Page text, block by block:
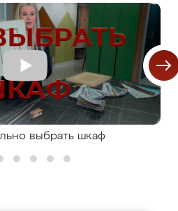
выбрать шкаф